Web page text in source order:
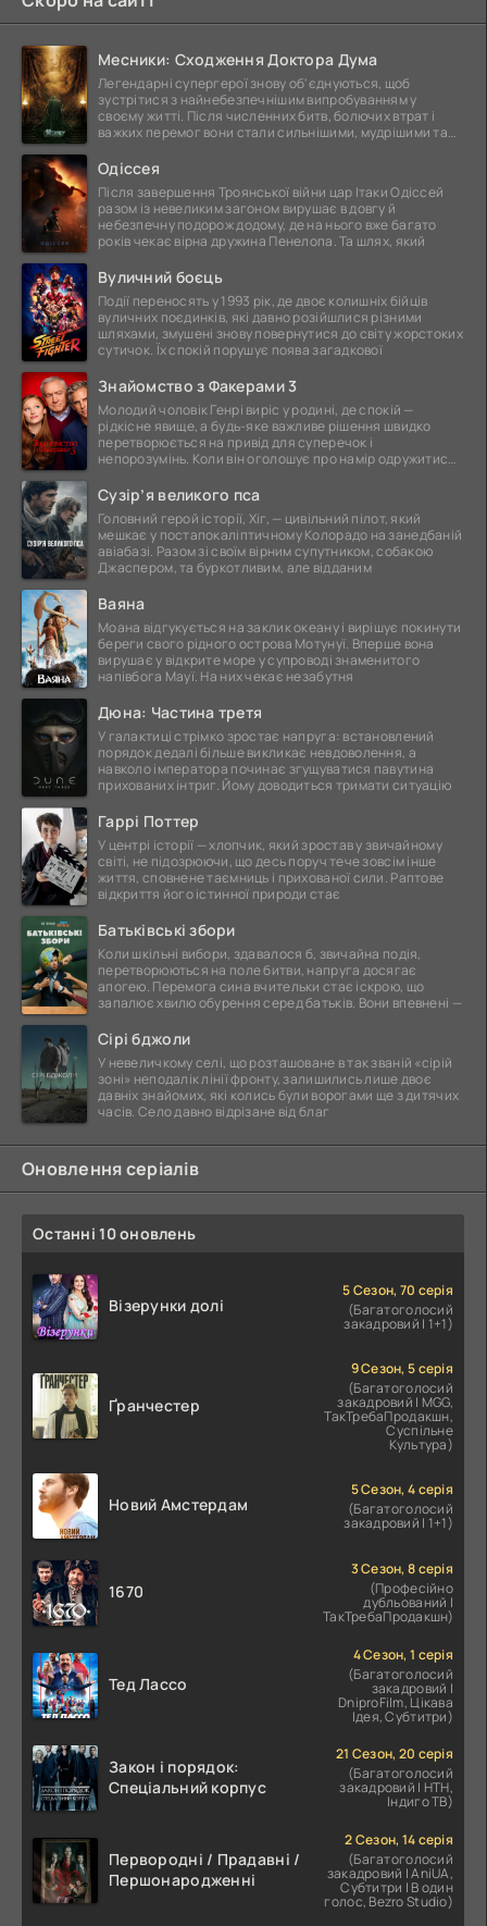
Месники: Сходження Доктора Дума
Легендарні супергерої знову об'єднуються, щоб
зустрітися з найнебезпечнішим випробуванням у
своєму житті. Після численних битв, болючих втрат і
важких перемог вони стали сильнішими, мудрішими та
Одіссея
Після завершення Троянської війни цар Ітаки Одіссей
разом із невеликим загоном вирушає в довгу й
небезпечну подорож додому, де на нього вже багато
років чекає вірна дружина Пенелопа. Та шлях, який
Вуличний боєць
Події переносять у 1993 рік, де двоє колишніх бійців
вуличних поєдинків, які давно розійшлися різними
шляхами, змушені знову повернутися до світу жорстоких
сутичок. Їх спокій порушує поява загадкової
Знайомство з Факерами 3
Молодий чоловік Генрі виріс у родині, де спокій —
рідкісне явище, а будь-яке важливе рішення швидко
перетворюється на привід для суперечок і
непорозумінь. Коли він оголошує про намір одружитися,
Сузір’я великого пса
Головний герой історії, Хіг, — цивільний пілот, який
мешкає у постапокаліптичному Колорадо на занедбаній
авіабазі. Разом зі своїм вірним супутником, собакою
Джаспером, та буркотливим, але відданим
Ваяна
Моана відгукується на заклик океану і вирішує покинути
береги свого рідного острова Мотунуї. Вперше вона
вирушає у відкрите море у супроводі знаменитого
напівбога Мауї. На них чекає незабутня
Дюна: Частина третя
У галактиці стрімко зростає напруга: встановлений
порядок дедалі більше викликає невдоволення, а
навколо імператора починає згущуватися павутина
прихованих інтриг. Йому доводиться тримати ситуацію
Гаррі Поттер
У центрі історії — хлопчик, який зростав у звичайному
світі, не підозрюючи, що десь поруч тече зовсім інше
життя, сповнене таємниць і прихованої сили. Раптове
відкриття його істинної природи стає
Батьківські збори
Коли шкільні вибори, здавалося б, звичайна подія,
перетворюються на поле битви, напруга досягає
апогею. Перемога сина вчительки стає іскрою, що
запалює хвилю обурення серед батьків. Вони впевнені —
Сірі бджоли
У невеличкому селі, що розташоване в так званій «сірій
зоні» неподалік лінії фронту, залишились лише двоє
давніх знайомих, які колись були ворогами ще з дитячих
часів. Село давно відрізане від благ
Оновлення серіалів
Останні 10 оновлень
Візерунки долі
5 Сезон, 70 серія
(Багатоголосий
закадровий | 1+1)
Ґранчестер
9 Сезон, 5 серія
(Багатоголосий
закадровий | MGG,
ТакТребаПродакшн,
Суспільне
Культура)
Новий Амстердам
5 Сезон, 4 серія
(Багатоголосий
закадровий | 1+1)
1670
3 Сезон, 8 серія
(Професійно
дубльований |
ТакТребаПродакшн)
Тед Лассо
4 Сезон, 1 серія
(Багатоголосий
закадровий |
DniproFilm, Цікава
Ідея, Субтитри)
Закон і порядок:
Спеціальний корпус
21 Сезон, 20 серія
(Багатоголосий
закадровий | НТН,
Індиго ТВ)
Первородні / Прадавні /
Першонародженні
2 Сезон, 14 серія
(Багатоголосий
закадровий | AniUA,
Субтитри | В один
голос, Bezro Studio)